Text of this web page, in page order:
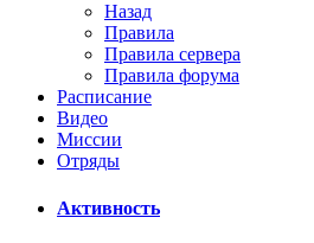
Назад
Правила
Правила сервера
Правила форума
Расписание
Видео
Миссии
Отряды
Активность